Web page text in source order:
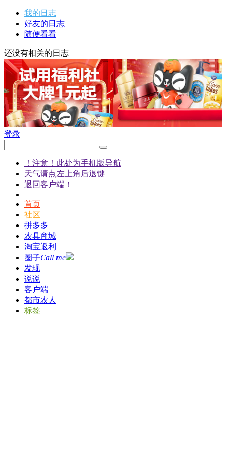
我的日志
好友的日志
随便看看
还没有相关的日志
登录
！注意！此处为手机版导航
天气请点左上角后退键
退回客户端！
首页
社区
拼多多
农具商城
淘宝返利
圈子Call me
发现
说说
客户端
都市农人
标签